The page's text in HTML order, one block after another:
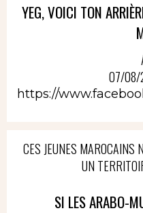
YEG, VOICI TON
07/08/
https://
CES JEUNES MAROCAINS
UN
SI LES ARABO-